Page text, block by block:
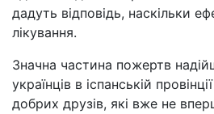
дадуть відповідь, наскільки
лікування.
Значна частина пожертв
українців в іспанській
добрих друзів, які вже не